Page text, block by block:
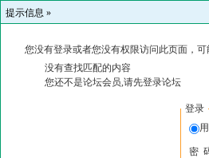
提示信息 »
您没有登录或者您没有权限访问此页面，
没有查找匹配的内容
您还不是论坛会员,请先登录论坛
登录
密